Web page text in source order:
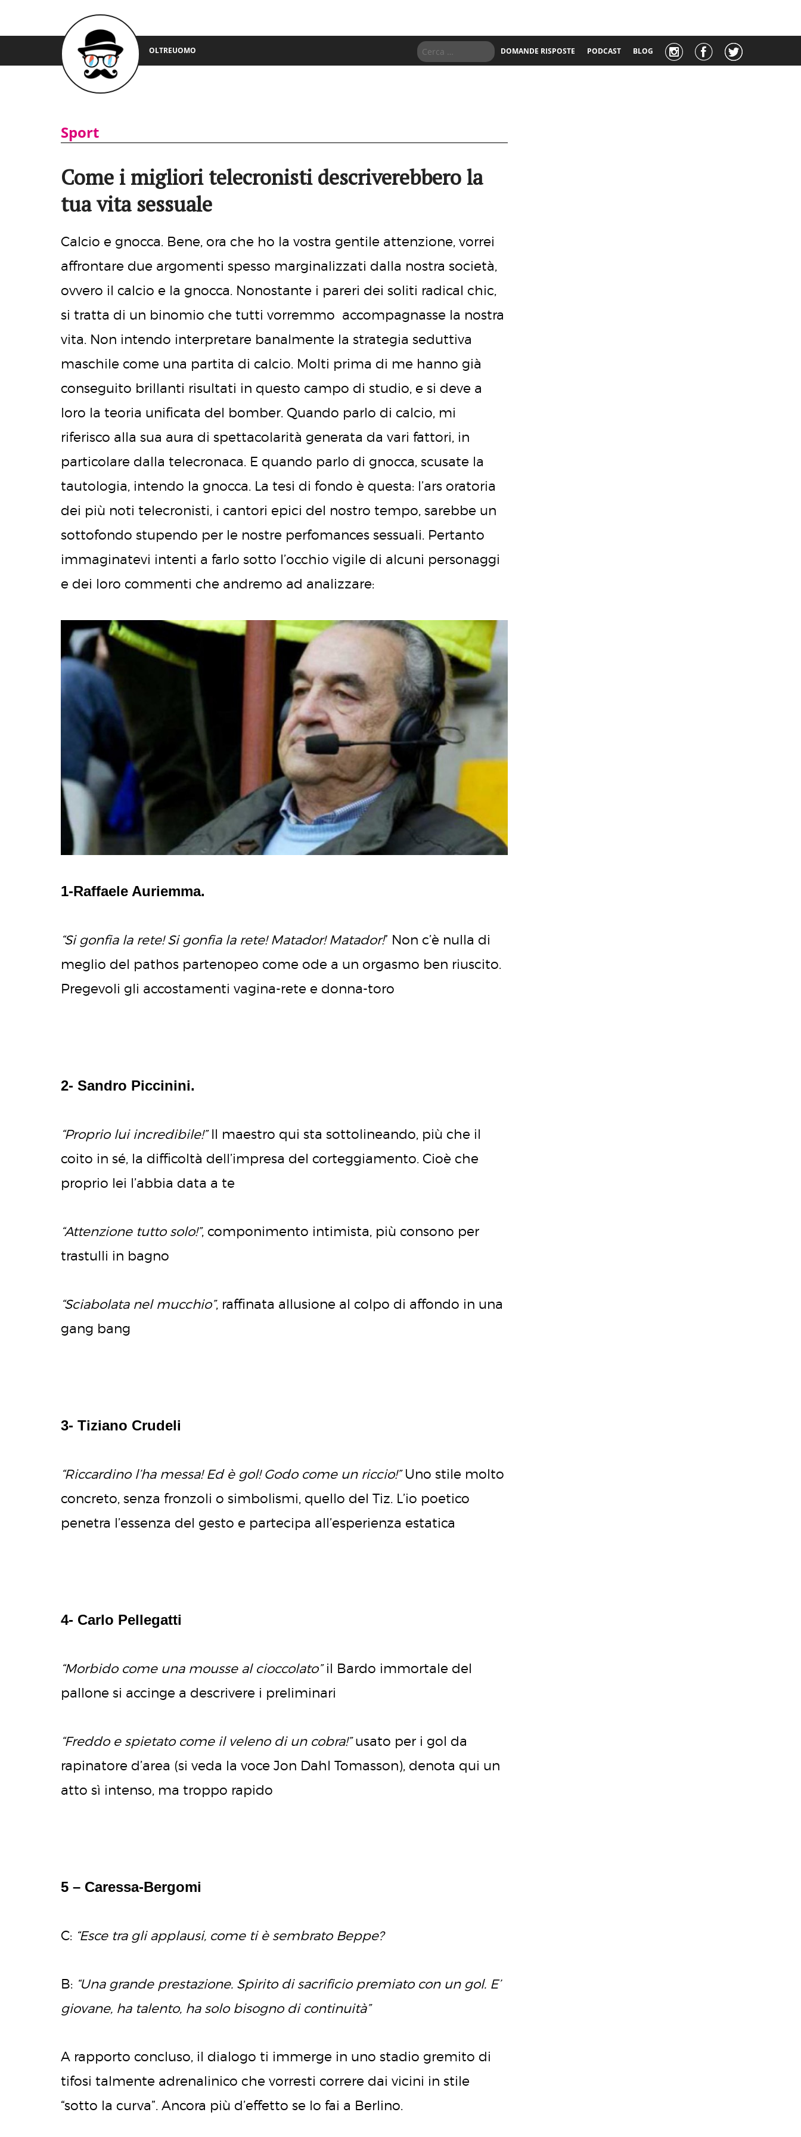
OLTREUOMO DOMANDE RISPOSTE PODCAST BLOG
Sport
Come i migliori telecronisti descriverebbero la
tua vita sessuale
Calcio e gnocca. Bene, ora che ho la vostra gentile attenzione, vorrei
affrontare due argomenti spesso marginalizzati dalla nostra società,
ovvero il calcio e la gnocca. Nonostante i pareri dei soliti radical chic,
si tratta di un binomio che tutti vorremmo accompagnasse la nostra
vita. Non intendo interpretare banalmente la strategia seduttiva
maschile come una partita di calcio. Molti prima di me hanno già
conseguito brillanti risultati in questo campo di studio, e si deve a
loro la teoria unificata del bomber. Quando parlo di calcio, mi
riferisco alla sua aura di spettacolarità generata da vari fattori, in
particolare dalla telecronaca. E quando parlo di gnocca, scusate la
tautologia, intendo la gnocca. La tesi di fondo è questa: l’ars oratoria
dei più noti telecronisti, i cantori epici del nostro tempo, sarebbe un
sottofondo stupendo per le nostre perfomances sessuali. Pertanto
immaginatevi intenti a farlo sotto l’occhio vigile di alcuni personaggi
e dei loro commenti che andremo ad analizzare:
1-Raffaele Auriemma.
“Si gonfia la rete! Si gonfia la rete! Matador! Matador!” Non c’è nulla di
meglio del pathos partenopeo come ode a un orgasmo ben riuscito.
Pregevoli gli accostamenti vagina-rete e donna-toro
2- Sandro Piccinini.
“Proprio lui incredibile!”Il maestro qui sta sottolineando, più che il
coito in sé, la difficoltà dell’impresa del corteggiamento. Cioè che
proprio lei l’abbia data a te
“Attenzione tutto solo!”, componimento intimista, più consono per
trastulli in bagno
“Sciabolata nel mucchio”, raffinata allusione al colpo di affondo in una
gang bang
3- Tiziano Crudeli
“Riccardino l’ha messa! Ed è gol! Godo come un riccio!”Uno stile molto
concreto, senza fronzoli o simbolismi, quello del Tiz. L’io poetico
penetra l’essenza del gesto e partecipa all’esperienza estatica
4- Carlo Pellegatti
“Morbido come una mousse al cioccolato”il Bardo immortale del
pallone si accinge a descrivere i preliminari
“Freddo e spietato come il veleno di un cobra!”usato per i gol da
rapinatore d’area (si veda la voce Jon Dahl Tomasson), denota qui un
atto sì intenso, ma troppo rapido
5 – Caressa-Bergomi
C: “Esce tra gli applausi, come ti è sembrato Beppe?
B: “Una grande prestazione. Spirito di sacrificio premiato con un gol. E’
giovane, ha talento, ha solo bisogno di continuità”
A rapporto concluso, il dialogo ti immerge in uno stadio gremito di
tifosi talmente adrenalinico che vorresti correre dai vicini in stile
“sotto la curva”. Ancora più d’effetto se lo fai a Berlino.